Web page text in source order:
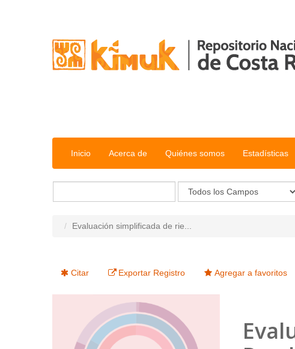
Inicio Acerca de Quiénes somos Estadísticas
Evaluación simplificada de rie...
Citar Exportar Registro Agregar a favoritos